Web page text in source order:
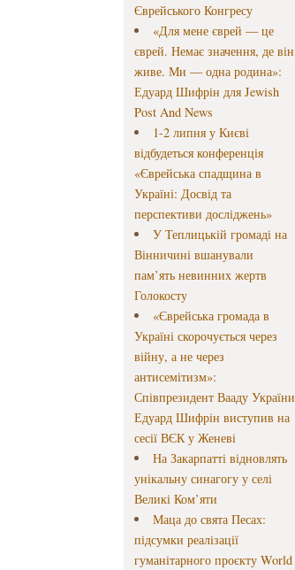
Єврейського Конгресу
«Для мене єврей — це
єврей. Немає значення, де він
живе. Ми — одна родина»:
Едуард Шифрін для Jewish
Post And News
1-2 липня у Києві
відбудеться конференція
«Єврейська спадщина в
Україні: Досвід та
перспективи досліджень»
У Теплицькій громаді на
Вінничині вшанували
пам’ять невинних жертв
Голокосту
«Єврейська громада в
Україні скорочується через
війну, а не через
антисемітизм»:
Співпрезидент Вааду України
Едуард Шифрін виступив на
сесії ВЄК у Женеві
На Закарпатті відновлять
унікальну синагогу у селі
Великі Ком’яти
Маца до свята Песах:
підсумки реалізації
гуманітарного проєкту World